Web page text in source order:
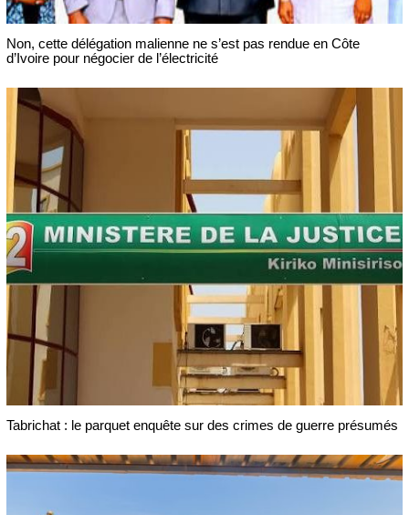
Non, cette délégation malienne ne s’est pas rendue en Côte
d’Ivoire pour négocier de l’électricité
Tabrichat : le parquet enquête sur des crimes de guerre présumés